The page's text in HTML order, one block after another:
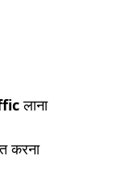
लाना
करना